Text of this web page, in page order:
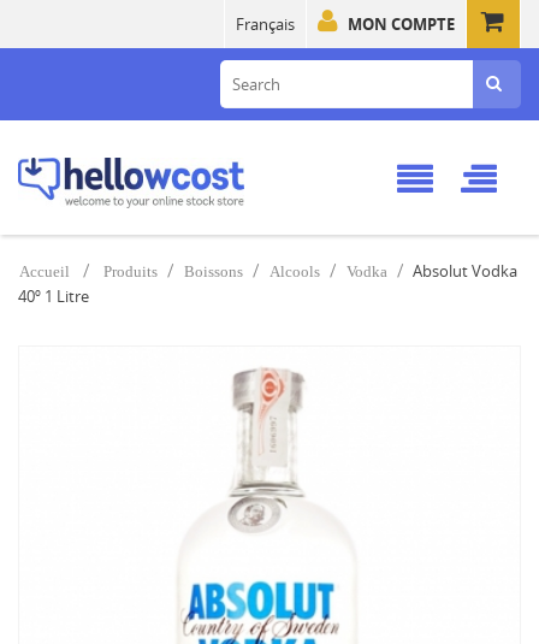
MON COMPTE
Français
Accueil Produits Boissons Alcools Vodka
Absolut Vodka
40º 1 Litre